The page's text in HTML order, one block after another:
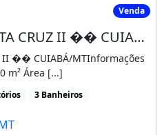
Venda
CASA À VENDA - SANTA CRUZ II �� CUIABÁ/MT
II �� CUIABÁ/MTInformações
m² Área [...]
3 Banheiros